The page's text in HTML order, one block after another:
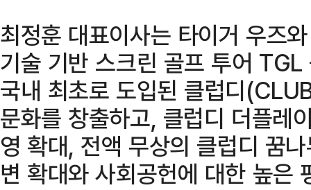
최정훈 대표이사는 타이거 우즈
기술 기반 스크린 골프 투어
국내 최초로 도입된 클럽디
문화를 창출하고, 클럽디 더플레
영 확대, 전액 무상의 클럽디 꿈
변 확대와 사회공헌에 대한 높은